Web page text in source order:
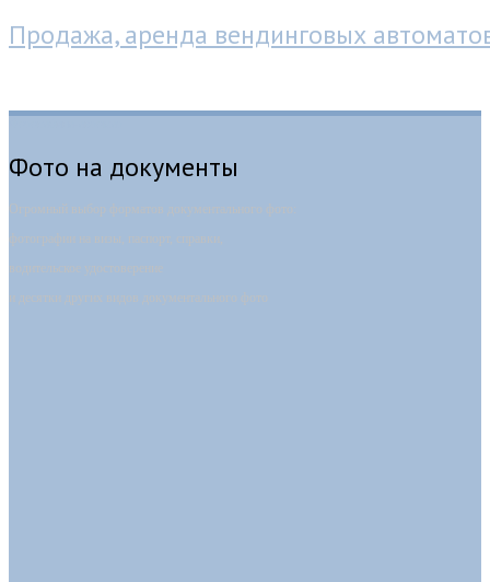
Продажа, аренда вендинговых
Фото на документы
Огромный выбор форматов документального фото:
фотографии на визы, паспорт, справки,
водительское удостоверение
и десятки других видов документального фото